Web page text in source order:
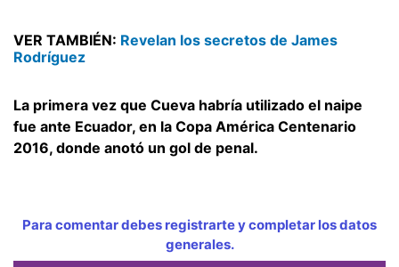
VER TAMBIÉN: Revelan los secretos de James
Rodríguez
La primera vez que Cueva habría utilizado el naipe
fue ante Ecuador, en la Copa América Centenario
2016, donde anotó un gol de penal.
Para comentar debes registrarte y completar los datos
generales.